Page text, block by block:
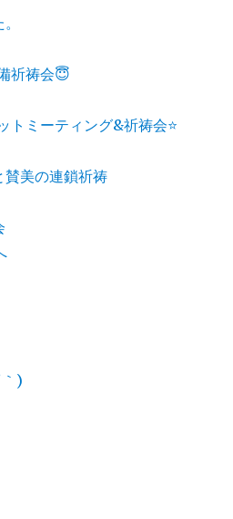
祈祷会😇
トミーティング&祈祷会⭐️
賛美の連鎖祈祷
)